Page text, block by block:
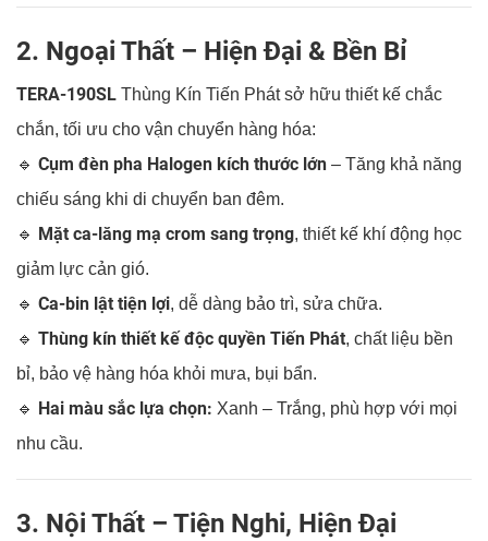
2. Ngoại Thất – Hiện Đại & Bền Bỉ
TERA-190SL Thùng Kín Tiến Phát sở hữu thiết kế chắc
chắn, tối ưu cho vận chuyển hàng hóa:
🔹 Cụm đèn pha Halogen kích thước lớn – Tăng khả năng
chiếu sáng khi di chuyển ban đêm.
🔹
Mặt ca-lăng mạ crom sang trọng, thiết kế khí động học
giảm lực cản gió.
🔹 Ca-bin lật tiện lợi, dễ dàng bảo trì, sửa chữa.
🔹 Thùng kín thiết kế độc quyền Tiến Phát, chất liệu bền
bỉ, bảo vệ hàng hóa khỏi mưa, bụi bẩn.
🔹
Hai màu sắc lựa chọn: Xanh – Trắng, phù hợp với mọi
nhu cầu.
3. Nội Thất – Tiện Nghi, Hiện Đại